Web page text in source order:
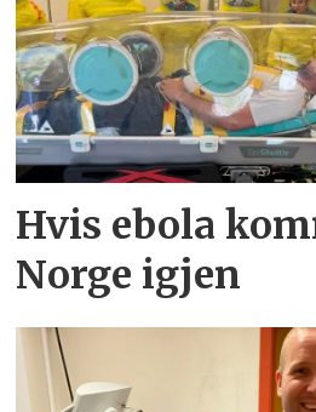
Hvis ebola
Norge igjen